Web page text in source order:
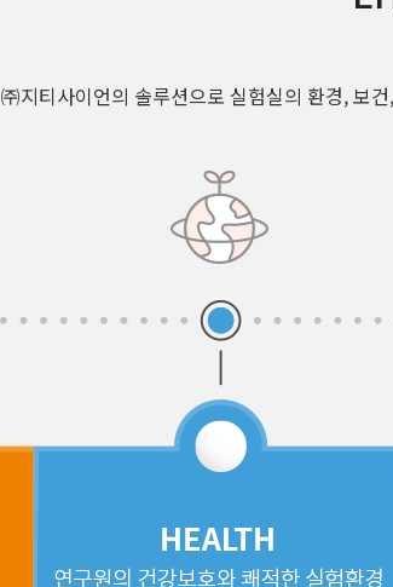
㈜지티사이언의 솔루션으로 실험실의 환경, 보